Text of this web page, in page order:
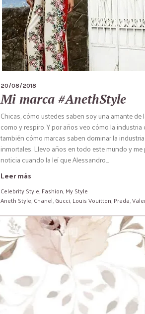
20/08/2018
Mi marca #AnethStyle
Chicas, cómo ustedes saben soy una amante de
como y respiro. Y por años veo cómo la
también cómo marcas saben dominar la
inmortales. Llevo años en todo este mundo y
noticia cuando la leí que Alessandro...
Leer más
Celebrity Style,Fashion,My Style
Aneth Style,Chanel,Gucci,Louis Vouitton,Prada,